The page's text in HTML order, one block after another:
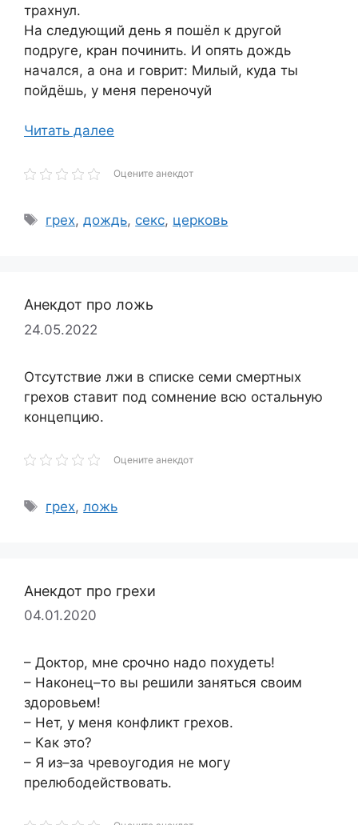
трахнул.
На следующий день я пошёл к другой
подруге, кран починить. И опять дождь
начался, а она и говрит: Милый, куда ты
пойдёшь, у меня переночуй
Читать далее
Оцените анекдот
Метки
грех,дождь, секс, церковь
Анекдот про ложь
24.05.2022
Отсутствие лжи в списке семи смертных
грехов ставит под сомнение всю остальную
концепцию.
Оцените анекдот
Метки
грех,ложь
Анекдот про грехи
04.01.2020
– Доктор, мне срочно надо похудеть!
– Наконец–то вы решили заняться своим
здоровьем!
– Нет, у меня конфликт грехов.
– Как это?
– Я из–за чревоугодия не могу
прелюбодействовать.